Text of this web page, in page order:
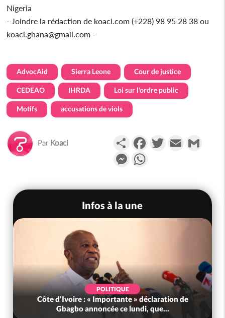
Nigeria
- Joindre la rédaction de koaci.com (+228) 98 95 28 38 ou
koaci.ghana@gmail.com -
AdvocAid Sierra Leone Cour de justice
CEDEAO IHRDA Loi sur l'ordre public
Motifs accusations de viols
Par Koaci PartagerFacebookTwitterEmail
Messenger
Infos à la une
POLITIQUE
Côte d'Ivoire : « Importante » déclaration de
Gbagbo annoncée ce lundi, que...